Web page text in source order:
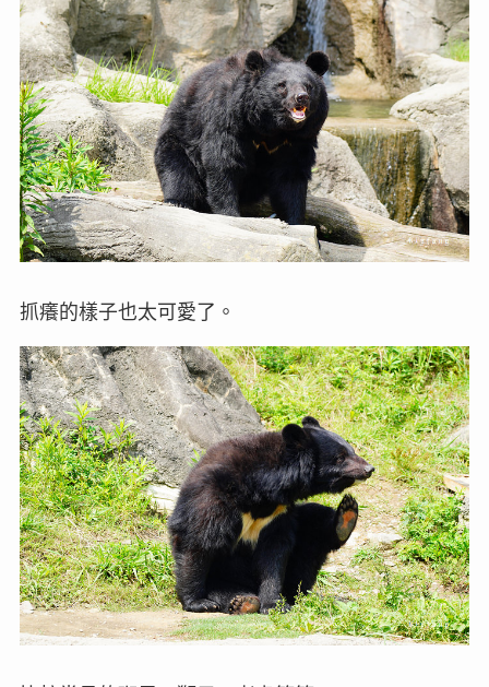
抓癢的樣子也太可愛了。